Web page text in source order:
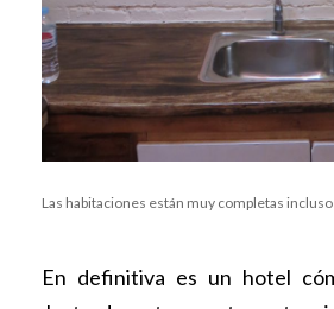
Las habitaciones están muy completas
En definitiva es un hotel